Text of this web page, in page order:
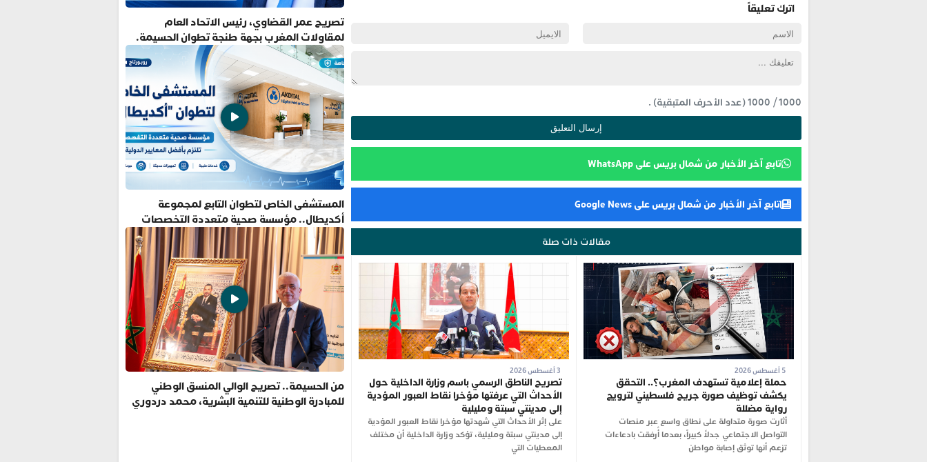
اترك تعليقاً
1000
/
1000(عدد الأحرف المتبقية) .
تابع آخر الأخبار من شمال بريس على WhatsApp
تابع آخر الأخبار من شمال بريس على Google News
مقالات ذات صلة
حملة إعلامية تستهدف المغرب؟.. التحقق
يكشف توظيف صورة جريح فلسطيني لترويج
رواية مضللة
أثارت صورة متداولة على نطاق واسع عبر منصات
التواصل الاجتماعي جدلاً كبيراً، بعدما أُرفقت بادعاءات
تزعم أنها توثق إصابة مواطن
تصريح الناطق الرسمي باسم وزارة الداخلية حول
الأحداث التي عرفتها مؤخرا نقاط العبور المؤدية
إلى مدينتي سبتة ومليلية
على إثر الأحداث التي شهدتها مؤخرا نقاط العبور المؤدية
إلى مدينتي سبتة ومليلية، تؤكد وزارة الداخلية أن مختلف
المعطيات التي
تصريح عمر القضاوي، رئيس الاتحاد العام
لمقاولات المغرب بجهة طنجة تطوان الحسيمة.
المستشفى الخاص لتطوان التابع لمجموعة
أكديطال.. مؤسسة صحية متعددة التخصصات
تلتزم بأفضل المعايير الدولية
من الحسيمة.. تصريح الوالي المنسق الوطني
للمبادرة الوطنية للتنمية البشرية، محمد دردوري